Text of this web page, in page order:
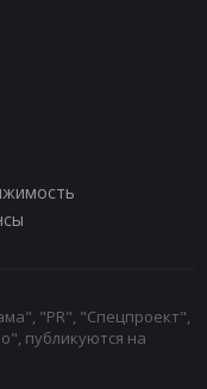
"PR", "Спецпроект",
публикуются на